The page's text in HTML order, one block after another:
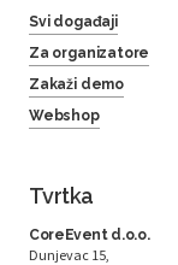
Svi događaji
Za organizatore
Zakaži demo
Webshop
Tvrtka
CoreEvent d.o.o.
Dunjevac 15,